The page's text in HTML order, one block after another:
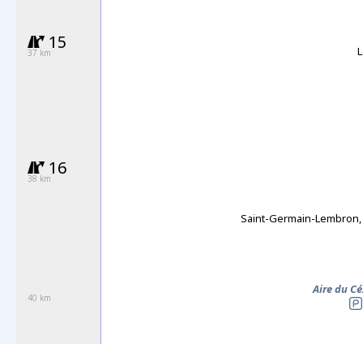
15
37 km
16
38 km
Saint-Germain-
40 km
Aire du